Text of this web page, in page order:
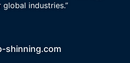
global industries.”
shinning.com